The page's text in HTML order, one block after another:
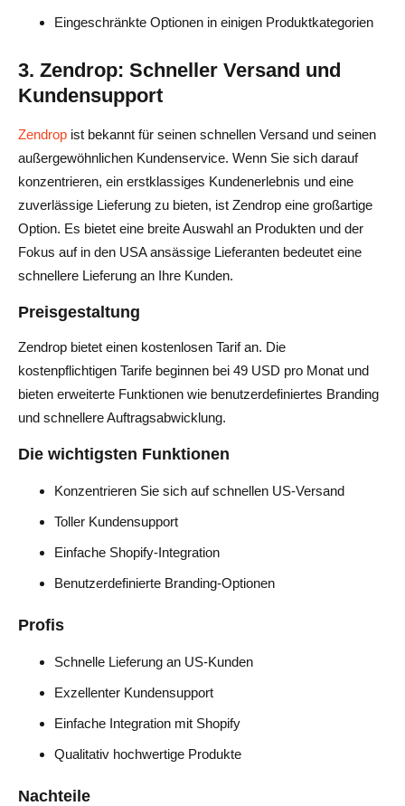
Eingeschränkte Optionen in einigen Produktkategorien
3. Zendrop: Schneller Versand und
Kundensupport
Zendrop ist bekannt für seinen schnellen Versand und seinen
außergewöhnlichen Kundenservice. Wenn Sie sich darauf
konzentrieren, ein erstklassiges Kundenerlebnis und eine
zuverlässige Lieferung zu bieten, ist Zendrop eine großartige
Option. Es bietet eine breite Auswahl an Produkten und der
Fokus auf in den USA ansässige Lieferanten bedeutet eine
schnellere Lieferung an Ihre Kunden.
Preisgestaltung
Zendrop bietet einen kostenlosen Tarif an. Die
kostenpflichtigen Tarife beginnen bei 49 USD pro Monat und
bieten erweiterte Funktionen wie benutzerdefiniertes Branding
und schnellere Auftragsabwicklung.
Die wichtigsten Funktionen
Konzentrieren Sie sich auf schnellen US-Versand
Toller Kundensupport
Einfache Shopify-Integration
Benutzerdefinierte Branding-Optionen
Profis
Schnelle Lieferung an US-Kunden
Exzellenter Kundensupport
Einfache Integration mit Shopify
Qualitativ hochwertige Produkte
Nachteile